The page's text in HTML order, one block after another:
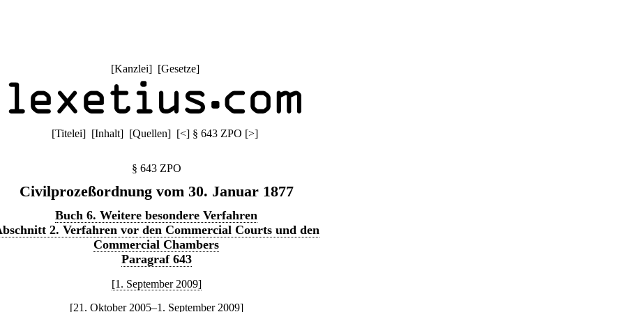
[Kanzlei] [Gesetze]
[Titelei] [Inhalt] [Quellen] [<] § 643 ZPO [>]
§ 643 ZPO
Civilprozeßordnung vom 30. Januar 1877
Buch 6. Weitere besondere Verfahren
2. Verfahren vor den Commercial Courts und den
Commercial Chambers
Paragraf 643
[1. September 2009]
[21. Oktober 2005–1. September 2009]